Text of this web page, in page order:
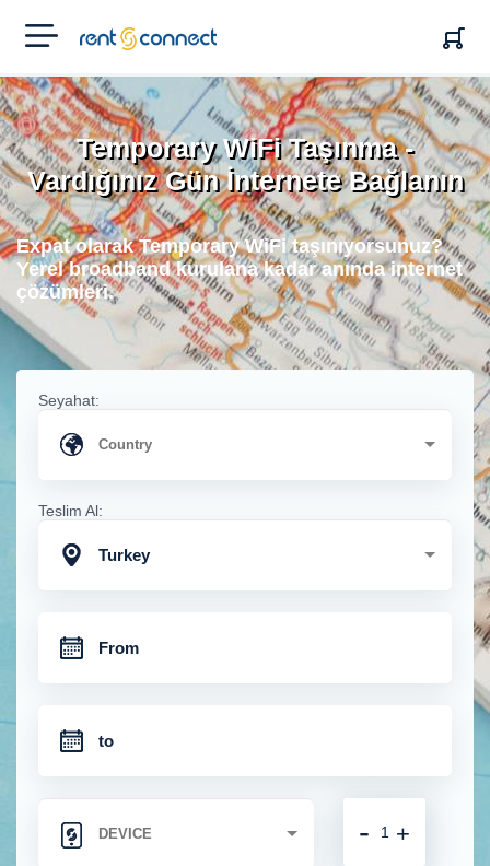
RENT'N
CONNECT
Temporary WiFi Taşınma -
Vardığınız Gün İnternete Bağlanın
Expat olarak Temporary WiFi taşınıyorsunuz?
Yerel broadband kurulana kadar anında internet
çözümleri.
Seyahat:
Teslim Al:
Turkey
+
-